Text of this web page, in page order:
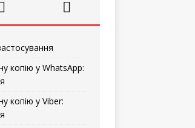
копію у WhatsApp:
копію у Viber: